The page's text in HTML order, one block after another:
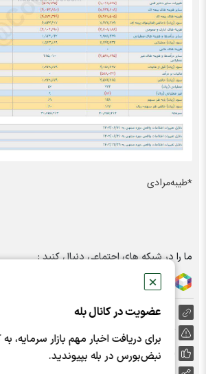
✕
عضویت در کانال بله
برای دریافت اخبار مهم بازار سرمایه، به
نبض‌بورس در بله بپیوندید.
*طیبه‌مرادی
ما را در شبکه های اجتماعی دنبال کنید :
https://nabzebourse.com/000MER
گزارش خطا
پسندها:0